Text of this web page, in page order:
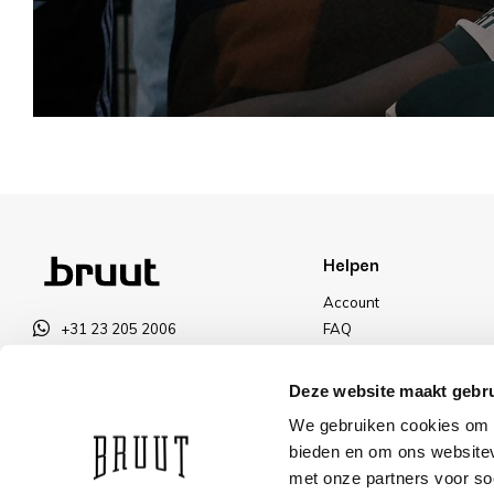
Deze website maakt
We gebruiken cookies
bieden en om ons
met onze partners voor
+31 23 205 2006
OPENINGSTIJDEN
Helpen
Account
FAQ
Betalen
Kortingen